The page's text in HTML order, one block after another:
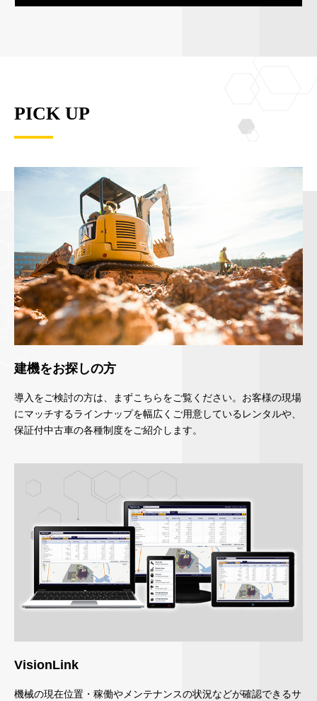
PICK UP
建機をお探しの方
導入をご検討の方は、まずこちらをご覧ください。お客様の現場
にマッチするラインナップを幅広くご用意しているレンタルや、
保証付中古車の各種制度をご紹介します。
VisionLink
機械の現在位置・稼働やメンテナンスの状況などが確認できるサ